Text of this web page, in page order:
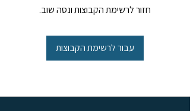
חזור לרשימת הקבוצות ונסה שוב.
עבור לרשימת הקבוצות